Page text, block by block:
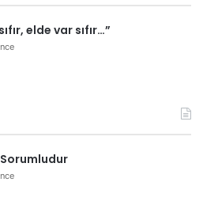
elde var sıfır…”